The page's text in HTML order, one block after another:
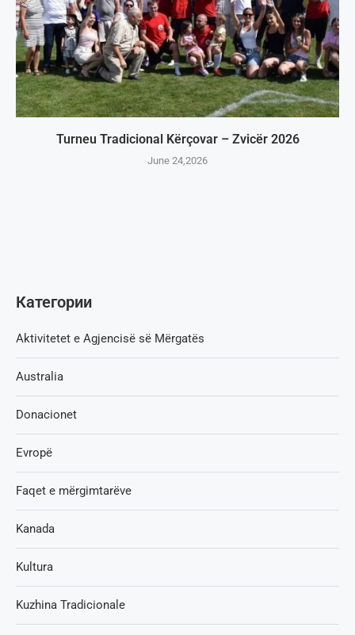
Turneu Tradicional Kërçovar – Zvicër 2026
June 24,2026
Категории
Aktivitetet e Agjencisë së Мërgatës
Australia
Donacionet
Evropë
Faqet e mërgimtarëve
Kanada
Kultura
Kuzhina Tradicionale